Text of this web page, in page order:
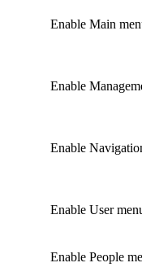
Enable Main
Enable
Enable
Enable User
Enable People